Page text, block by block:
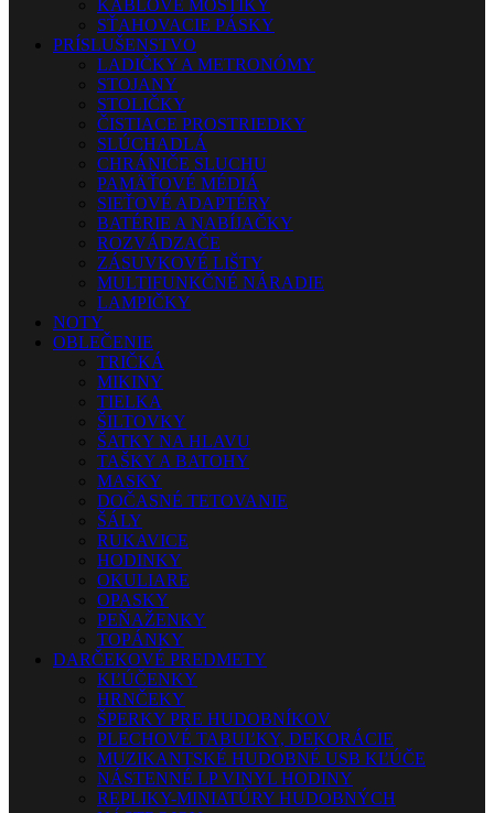
KÁBLOVÉ MOSTÍKY
SŤAHOVACIE PÁSKY
PRÍSLUŠENSTVO
LADIČKY A METRONÓMY
STOJANY
STOLIČKY
ČISTIACE PROSTRIEDKY
SLÚCHADLÁ
CHRÁNIČE SLUCHU
PAMÄŤOVÉ MÉDIÁ
SIEŤOVÉ ADAPTÉRY
BATÉRIE A NABÍJAČKY
ROZVÁDZAČE
ZÁSUVKOVÉ LIŠTY
MULTIFUNKČNÉ NÁRADIE
LAMPIČKY
NOTY
OBLEČENIE
TRIČKÁ
MIKINY
TIELKA
ŠILTOVKY
ŠATKY NA HLAVU
TAŠKY A BATOHY
MASKY
DOČASNÉ TETOVANIE
ŠÁLY
RUKAVICE
HODINKY
OKULIARE
OPASKY
PEŇAŽENKY
TOPÁNKY
DARČEKOVÉ PREDMETY
KĽÚČENKY
HRNČEKY
ŠPERKY PRE HUDOBNÍKOV
PLECHOVÉ TABUĽKY, DEKORÁCIE
MUZIKANTSKÉ HUDOBNÉ USB KĽÚČE
NÁSTENNÉ LP VINYL HODINY
REPLIKY-MINIATÚRY HUDOBNÝCH